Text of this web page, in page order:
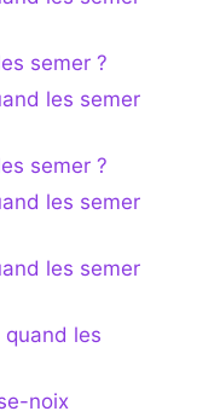
semer ?
les semer
semer ?
les semer
les semer
quand les
noix